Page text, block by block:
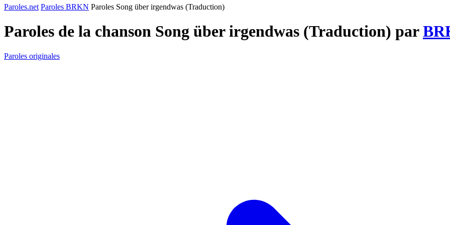
Paroles.net Paroles BRKN Paroles Song über irgendwas (Traduction)
Paroles de la chanson Song über irgendwas (Traduction) par
Paroles originales